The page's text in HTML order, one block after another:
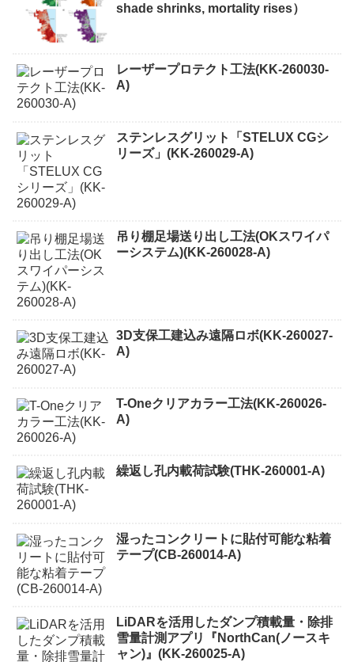
shade shrinks, mortality rises）
レーザープロテクト⼯法(KK-260030-
A)
ステンレスグリット「STELUX CGシ
リーズ」(KK-260029-A)
吊り棚足場送り出し工法(OKスワイパ
ーシステム)(KK-260028-A)
3D支保工建込み遠隔ロボ(KK-260027-
A)
T-Oneクリアカラー工法(KK-260026-
A)
繰返し孔内載荷試験(THK-260001-A)
湿ったコンクリートに貼付可能な粘着
テープ(CB-260014-A)
LiDARを活用したダンプ積載量・除排
雪量計測アプリ『NorthCan(ノースキ
ャン)』(KK-260025-A)